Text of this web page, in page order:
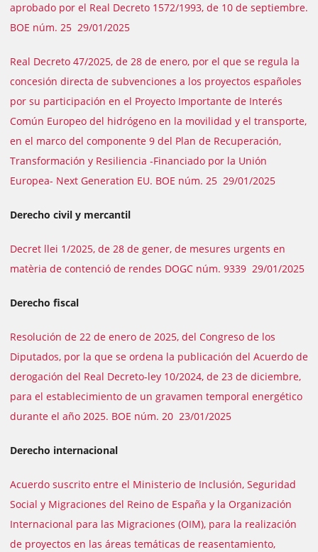
aprobado por el Real Decreto 1572/1993, de 10 de septiembre.
BOE núm. 25 29/01/2025
Real Decreto 47/2025, de 28 de enero, por el que se regula la
concesión directa de subvenciones a los proyectos españoles
por su participación en el Proyecto Importante de Interés
Común Europeo del hidrógeno en la movilidad y el transporte,
en el marco del componente 9 del Plan de Recuperación,
Transformación y Resiliencia -Financiado por la Unión
Europea- Next Generation EU. BOE núm. 25 29/01/2025
Derecho civil y mercantil
Decret llei 1/2025, de 28 de gener, de mesures urgents en
matèria de contenció de rendes DOGC núm. 9339 29/01/2025
Derecho fiscal
Resolución de 22 de enero de 2025, del Congreso de los
Diputados, por la que se ordena la publicación del Acuerdo de
derogación del Real Decreto-ley 10/2024, de 23 de diciembre,
para el establecimiento de un gravamen temporal energético
durante el año 2025. BOE núm. 20 23/01/2025
Derecho internacional
Acuerdo suscrito entre el Ministerio de Inclusión, Seguridad
Social y Migraciones del Reino de España y la Organización
Internacional para las Migraciones (OIM), para la realización
de proyectos en las áreas temáticas de reasentamiento,